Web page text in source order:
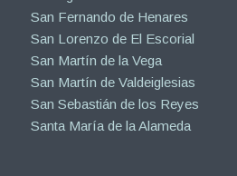
San Fernando de Henares
San Lorenzo de El Escorial
San Martín de la Vega
San Martín de Valdeiglesias
San Sebastián de los Reyes
Santa María de la Alameda